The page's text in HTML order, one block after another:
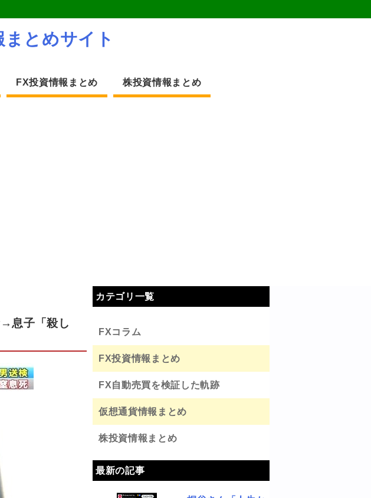
とめサイト
FX投資情報まとめ 株投資情報まとめ
息子「殺し
カテゴリ一覧
FXコラム
FX投資情報まとめ
FX自動売買を検証した軌跡
仮想通貨情報まとめ
株投資情報まとめ
最新の記事